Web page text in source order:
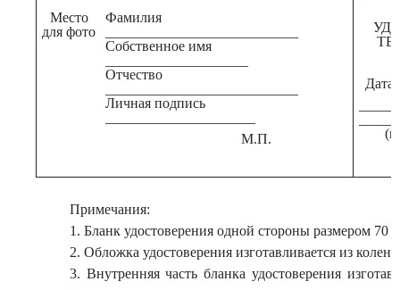
Дата
Место
для фото
Фамилия
Собственное имя
Отчество
Личная подпись
М.П.
Примечания:
1. Бланк удостоверения одной стороны размером 70
2. Обложка удостоверения изготавливается из
3. Внутренняя часть бланка удостоверения